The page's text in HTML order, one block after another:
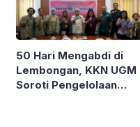
50 Hari Mengabdi di
Lembongan, KKN UGM
Soroti Pengelolaan